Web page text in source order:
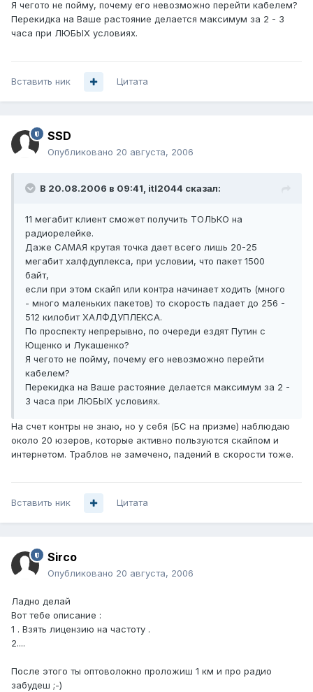
Я чегото не пойму, почему его невозможно перейти кабелем?
Перекидка на Ваше растояние делается максимум за 2 - 3
часа при ЛЮБЫХ условиях.
Вставить ник Цитата
SSD
Опубликовано 20 августа, 2006
В 20.08.2006 в 09:41, itl2044 сказал:
11 мегабит клиент сможет получить ТОЛЬКО на
радиорелейке.
Даже САМАЯ крутая точка дает всего лишь 20-25
мегабит халфдуплекса, при условии, что пакет 1500
байт,
если при этом скайп или контра начинает ходить (много
- много маленьких пакетов) то скорость падает до 256 -
512 килобит ХАЛФДУПЛЕКСА.
По проспекту непрерывно, по очереди ездят Путин с
Ющенко и Лукашенко?
Я чегото не пойму, почему его невозможно перейти
кабелем?
Перекидка на Ваше растояние делается максимум за 2 -
3 часа при ЛЮБЫХ условиях.
На счет контры не знаю, но у себя (БС на призме) наблюдаю
около 20 юзеров, которые активно пользуются скайпом и
интернетом. Траблов не замечено, падений в скорости тоже.
Вставить ник Цитата
Sirco
Опубликовано 20 августа, 2006
Ладно делай
Вот тебе описание :
1 . Взять лицензию на частоту .
2....
После этого ты оптоволокно проложиш 1 км и про радио
забудеш ;-)